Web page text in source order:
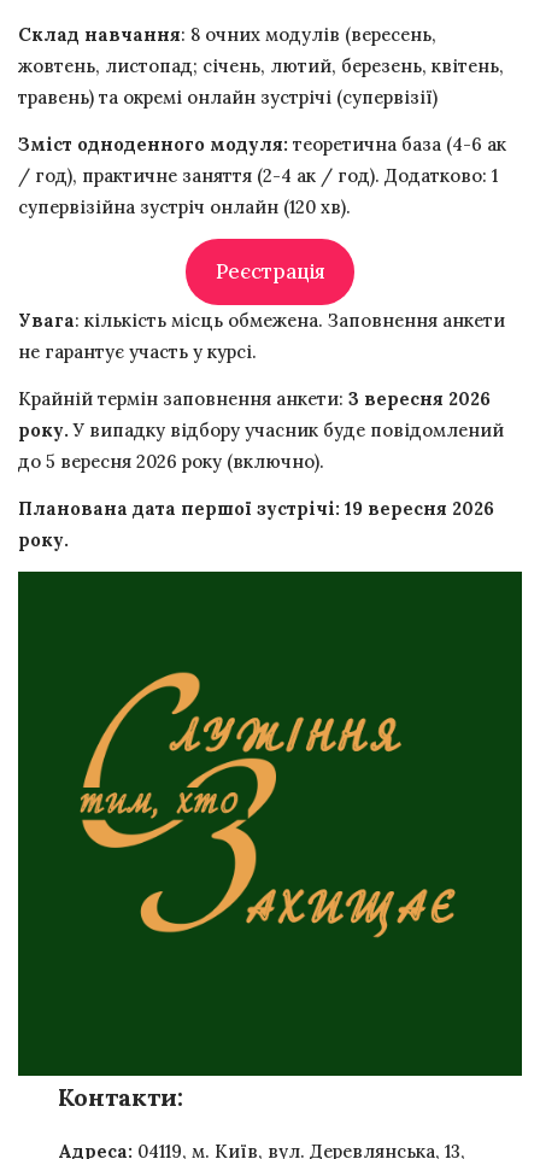
Склад навчання: 8 очних модулів (вересень,
жовтень, листопад; січень, лютий, березень, квітень,
травень) та окремі онлайн зустрічі (супервізії)
Зміст одноденного модуля: теоретична база (4-6 ак
/ год), практичне заняття (2-4 ак / год). Додатково: 1
супервізійна зустріч онлайн (120 хв).
Реєстрація
Увага: кількість місць обмежена. Заповнення анкети
не гарантує участь у курсі.
Крайній термін заповнення анкети: 3 вересня 2026
року.У випадку відбору учасник буде повідомлений
до 5 вересня 2026 року (включно).
Планована дата першої зустрічі: 19 вересня 2026
року.
Контакти:
Адреса: 04119, м. Київ, вул. Деревлянська, 13,